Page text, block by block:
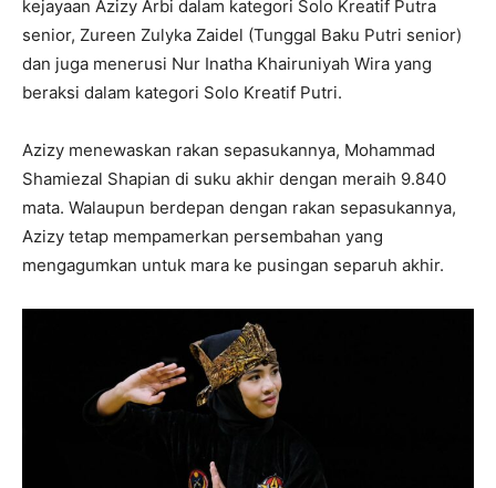
kejayaan Azizy Arbi dalam kategori Solo Kreatif Putra
senior, Zureen Zulyka Zaidel (Tunggal Baku Putri senior)
dan juga menerusi Nur Inatha Khairuniyah Wira yang
beraksi dalam kategori Solo Kreatif Putri.
Azizy menewaskan rakan sepasukannya, Mohammad
Shamiezal Shapian di suku akhir dengan meraih 9.840
mata. Walaupun berdepan dengan rakan sepasukannya,
Azizy tetap mempamerkan persembahan yang
mengagumkan untuk mara ke pusingan separuh akhir.